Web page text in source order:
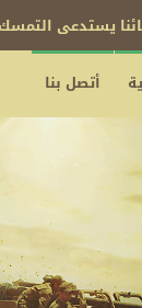
يستدعي
أتصل بنا